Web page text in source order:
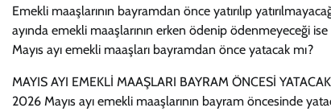
Emekli maaşlarının bayramdan önce yatırılıp
ayında emekli maaşlarının erken ödenip ödenmeyeceği
Mayıs ayı emekli maaşları bayramdan önce yatacak mı?
MAYIS AYI EMEKLİ MAAŞLARI BAYRAM ÖNCESİ
2026 Mayıs ayı emekli maaşlarının bayram öncesinde